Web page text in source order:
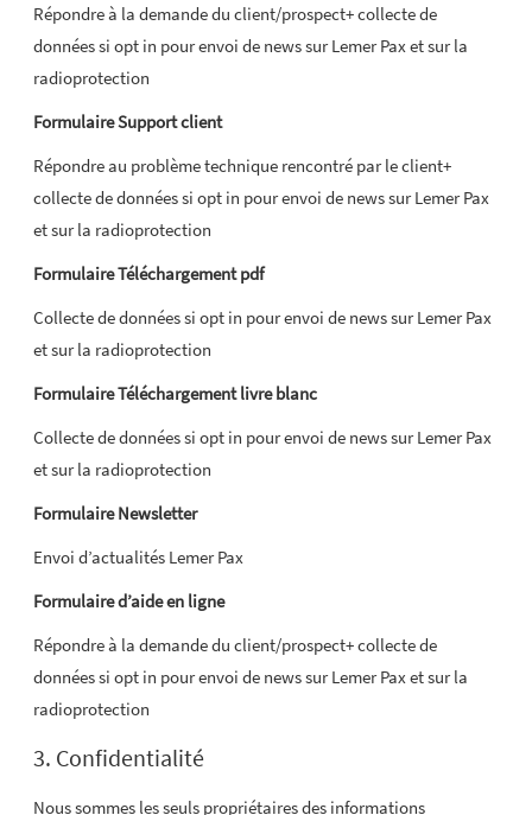
Répondre à la demande du client/prospect+ collecte de
données si opt in pour envoi de news sur Lemer Pax et sur la
radioprotection
Formulaire Support client
Répondre au problème technique rencontré par le client+
collecte de données si opt in pour envoi de news sur Lemer Pax
et sur la radioprotection
Formulaire Téléchargement pdf
Collecte de données si opt in pour envoi de news sur Lemer Pax
et sur la radioprotection
Formulaire Téléchargement livre blanc
Collecte de données si opt in pour envoi de news sur Lemer Pax
et sur la radioprotection
Formulaire Newsletter
Envoi d’actualités Lemer Pax
Formulaire d’aide en ligne
Répondre à la demande du client/prospect+ collecte de
données si opt in pour envoi de news sur Lemer Pax et sur la
radioprotection
3. Confidentialité
Nous sommes les seuls propriétaires des informations